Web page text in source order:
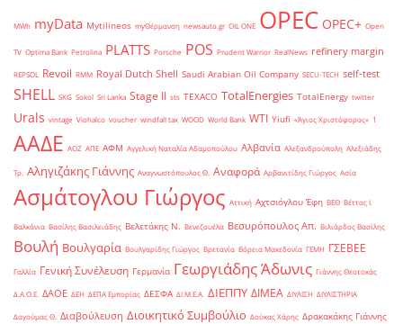
MWh myData Mytilineos myΘέρμανση newsauto.gr OIL ONE OPEC OPEC+ Open
TV Optima Bank Petrolina PLATTS Porsche POS Prudent Warrior RealNews refinery margin
REPSOL Revoil RMM Royal Dutch Shell Saudi Arabian Oil Company SECU-TECH self-test
SHELL SKG Sokol Sri Lanka Stage II sts TEXACO TotalEnergies TotalEnergy twitter
Urals vintage Viohalco voucher windfall tax WOOD World Bank WTI Yiufi «Άγιος Χριστόφορος» ΄1
ΑΑΔΕ ΑΟΖ ΑΠΕ ΑΦΜ Αγγελική Ναταλία Αδαμοπούλου Αλβανία Αλεξανδρούπολη Αλεξιάδης
Τρ. Αληγιζάκης Γιάννης Αναγνωστόπουλος Θ. Αναφορά Αρβανιτίδης Γιώργος Ασία
Ασμάτογλου Γιώργος Αττική Αχτσιόγλου Έφη ΒΕΘ Βέττας Ι.
Βαλκάνια Βασίλης Βασιλειάδης Βελετάκης Ν. Βενεζουέλα Βεσυρόπουλος Απ. Βιλιάρδος Βασίλης
Βουλή Βουλγαρία Βουλγαρίδης Γιώργος Βρετανία Βόρεια Μακεδονία ΓΕΜΗ ΓΣΕΒΕΕ
Γαλλία Γενική Συνέλευση Γερμανία Γεωργιάδης Άδωνις Γιάννης Θεοτοκάς
Δ.Α.Ο.Ε. ΔΑΟΕ ΔΕΗ ΔΕΠΑ Εμπορίας ΔΕΣΦΑ ΔΙ.Μ.Ε.Α. ΔΙΕΠΠΥ ΔΙΜΕΑ ΔΙΥΛΙΣΗ ΔΙΥΛΙΣΤΗΡΙΑ
Δαγούμας Θ. Διαβούλευση Διοικητικό Συμβούλιο Δούκας Χάρης Δρακακάκης Γιάννης